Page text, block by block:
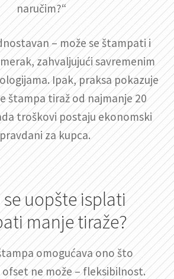
naručim?“
– može se štampati i
zahvaljujući savremenim
Ipak, praksa pokazuje
štampa tiraž od najmanje 20
troškovi postaju ekonomski
za kupca.
uopšte isplati
manje tiraže?
omogućava ono što
ne može – fleksibilnost.